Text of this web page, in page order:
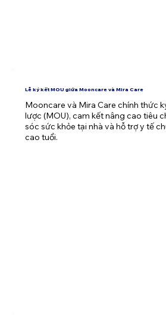
Lễ ký kết MOU giữa Mooncare và Mira Care
Mooncare và Mira Care chính thức
lược (MOU), cam kết nâng cao tiêu
sóc sức khỏe tại nhà và hỗ trợ y tế
cao tuổi.